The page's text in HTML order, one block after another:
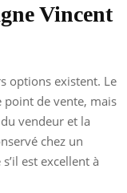
Vincent
options existent. Le
point de vente, mais
vendeur et la
chez un
est excellent à